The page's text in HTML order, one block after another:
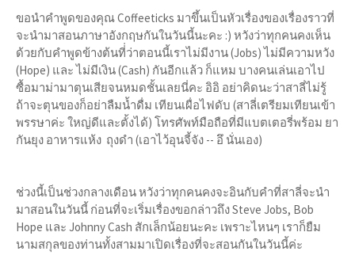
ขอนำคำพูดของคุณ Coffeeticks มาขึ้นเป็นหัวเรื่องของเรื่องราวที่
จะนำมาสอนภาษาอังกฤษกันในวันนี้นะคะ :) หวังว่าทุกคนคงเห็น
ด้วยกับคำพูดข้างต้นที่่ว่าตอนนี้เราไม่มีงาน (Jobs) ไม่มีความหวัง
(Hope) และ ไม่มีเงิน (Cash) กันอีกแล้ว ก็แหม บางคนเล่นเอาไป
ซื้อมาม่ามาตุนเสียจนหมดชั้นเลยนี่คะ อิอิ อย่าคิดนะว่าสาลี่ไม่รู้
ถ้าจะตุนของก็อย่าลืมน้ำดื่ม เทียนเผื่อไฟดับ (สาลี่เตรียมเทียนเข้า
พรรษาค่ะ ใหญ่ดีและตั้งได้) โทรศัพท์มือถือที่มีแบตเตอรี่พร้อม ยา
กันยุง อาหารแห้ง ถุงดำ (เอาไว้อุนจี้จัง -- อึ นั่นเอง)
ช่วงนี้เป็นช่วงกลางเดือน หวังว่าทุกคนคงจะอินกับคำที่สาลี่จะนำ
มาสอนในวันนี้ ก่อนที่จะเริ่มเรื่องขอกล่าวถึง Steve Jobs, Bob
Hope และ Johnny Cash สักเล็กน้อยนะคะ เพราะไหนๆ เราก็ยืม
นามสกุลของท่านทั้งสามมาเปิดเรื่องที่จะสอนกันในวันนี้ค่ะ